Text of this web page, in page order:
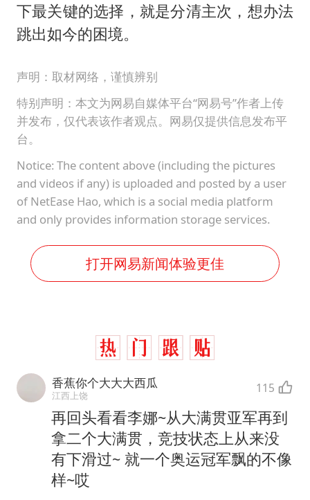
下最关键的选择，就是分清主次，想办法
跳出如今的困境。
声明：取材网络，谨慎辨别
特别声明：本文为网易自媒体平台“网易号”作者上传
并发布，仅代表该作者观点。网易仅提供信息发布平
台。
Notice: The content above (including the pictures
and videos if any) is uploaded and posted by a user
of NetEase Hao, which is a social media platform
and only provides information storage services.
打开网易新闻体验更佳
香蕉你个大大大西瓜
江西上饶 115
再回头看看李娜~从大满贯亚军再到
拿二个大满贯，竞技状态上从来没
有下滑过~ 就一个奥运冠军飘的不像
样~哎